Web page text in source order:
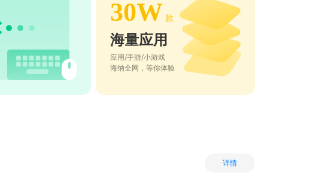
30W 款
海量应用
应用/手游/小游戏
海纳全网，等你体验
详情